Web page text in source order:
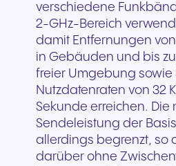
verschiedene
2-GHz-Bereich
damit Entfernungen
in Gebäuden und bis
freier Umgebung
Nutzdatenraten von 32
Sekunde erreichen. Die
Sendeleistung der
allerdings begrenzt, so
darüber ohne